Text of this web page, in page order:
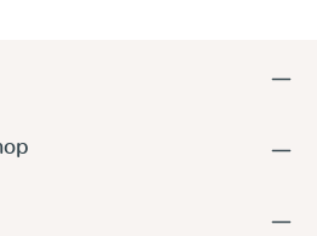
von weißer Baumwolle
Es ist ein weiches Tuch mit
immer eine gute Wahl,
in der Längsrichtung. So lässt